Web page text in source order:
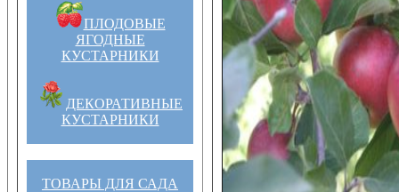
ПЛОДОВЫЕ
ЯГОДНЫЕ
КУСТАРНИКИ
ДЕКОРАТИВНЫЕ
КУСТАРНИКИ
ТОВАРЫ ДЛЯ САДА